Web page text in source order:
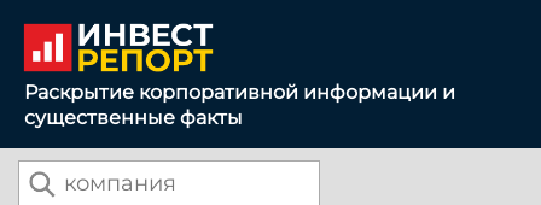
Раскрытие корпоративной информации и
существенные факты